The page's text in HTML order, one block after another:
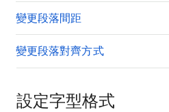
變更段落間距
變更段落對齊方式
設定字型格式